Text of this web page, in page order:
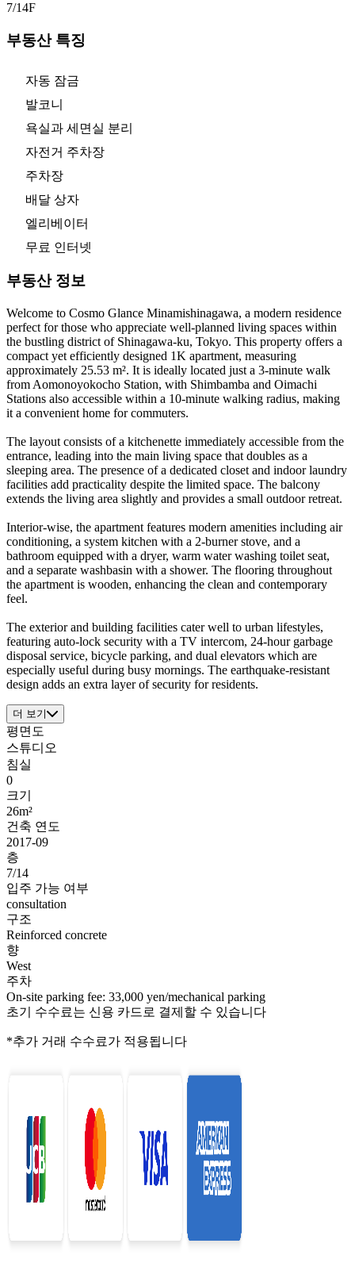
7/14F
부동산 특징
자동 잠금
발코니
욕실과 세면실 분리
자전거 주차장
주차장
배달 상자
엘리베이터
무료 인터넷
부동산 정보
Welcome to Cosmo Glance Minamishinagawa, a modern residence
perfect for those who appreciate well-planned living spaces within
the bustling district of Shinagawa-ku, Tokyo. This property offers a
compact yet efficiently designed 1K apartment, measuring
approximately 25.53 m². It is ideally located just a 3-minute walk
from Aomonoyokocho Station, with Shimbamba and Oimachi
Stations also accessible within a 10-minute walking radius, making
it a convenient home for commuters.
The layout consists of a kitchenette immediately accessible from the
entrance, leading into the main living space that doubles as a
sleeping area. The presence of a dedicated closet and indoor laundry
facilities add practicality despite the limited space. The balcony
extends the living area slightly and provides a small outdoor retreat.
Interior-wise, the apartment features modern amenities including air
conditioning, a system kitchen with a 2-burner stove, and a
bathroom equipped with a dryer, warm water washing toilet seat,
and a separate washbasin with a shower. The flooring throughout
the apartment is wooden, enhancing the clean and contemporary
feel.
The exterior and building facilities cater well to urban lifestyles,
featuring auto-lock security with a TV intercom, 24-hour garbage
disposal service, bicycle parking, and dual elevators which are
especially useful during busy mornings. The earthquake-resistant
design adds an extra layer of security for residents.
더 보기
평면도
스튜디오
침실
0
크기
26m²
건축 연도
2017-09
층
7/14
입주 가능 여부
consultation
구조
Reinforced concrete
향
West
주차
On-site parking fee: 33,000 yen/mechanical parking
초기 수수료는 신용 카드로 결제할 수 있습니다
*추가 거래 수수료가 적용됩니다